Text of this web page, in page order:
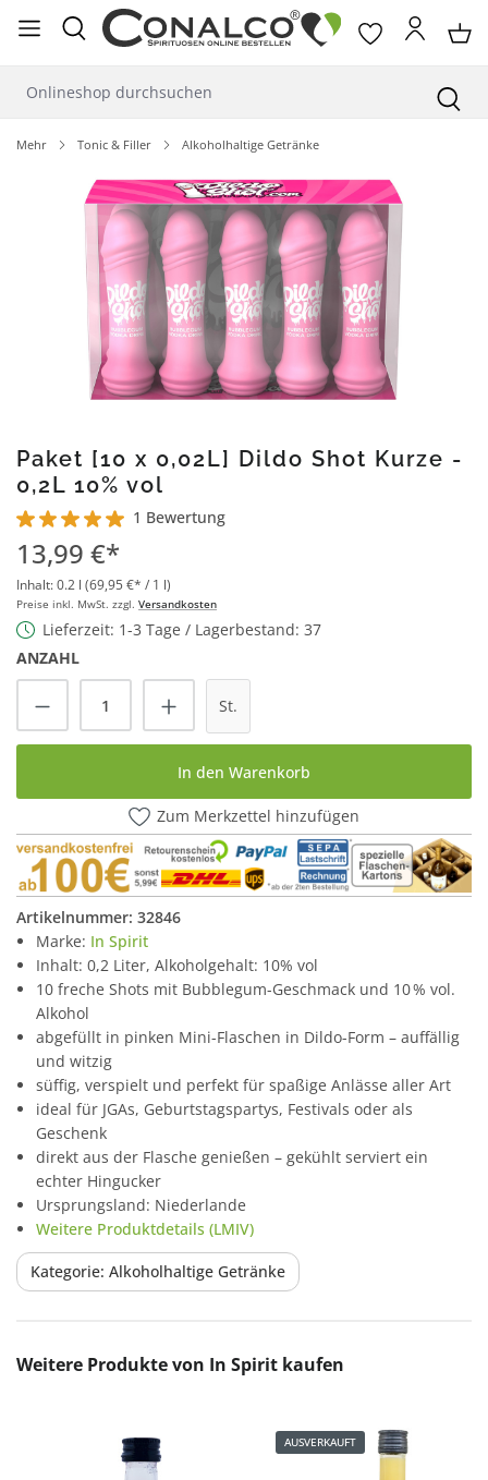
springen
Mehr Tonic & Filler Alkoholhaltige Getränke
Bildergalerie überspringen
Paket [10 x 0,02L] Dildo Shot Kurze -
0,2L 10% vol
Durchschnittliche Bewertung von 5 von 5 Sternen
1 Bewertung
13,99 €*
Inhalt:0.2 l (69,95 €* / 1 l)
Preise inkl. MwSt. zzgl. Versandkosten
Lieferzeit: 1-3 Tage / Lagerbestand: 37
ANZAHL
Produkt Anzahl: Gib den gewünschten
St.
In den Warenkorb
Zum Merkzettel hinzufügen
Artikelnummer: 32846
Marke: In Spirit
Inhalt: 0,2 Liter, Alkoholgehalt: 10% vol
10 freche Shots mit Bubblegum-Geschmack und 10 % vol.
Alkohol
abgefüllt in pinken Mini-Flaschen in Dildo-Form – auffällig
und witzig
süffig, verspielt und perfekt für spaßige Anlässe aller Art
ideal für JGAs, Geburtstagspartys, Festivals oder als
Geschenk
direkt aus der Flasche genießen – gekühlt serviert ein
echter Hingucker
Ursprungsland: Niederlande
Weitere Produktdetails (LMIV)
Kategorie: Alkoholhaltige Getränke
Produktgalerie überspringen
Weitere Produkte von In Spirit kaufen
AUSVERKAUFT